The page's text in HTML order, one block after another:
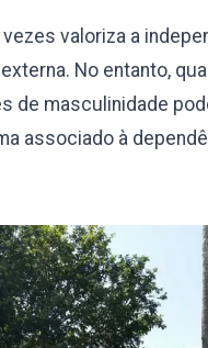
valoriza a
No entanto,
de masculinidade
associado à